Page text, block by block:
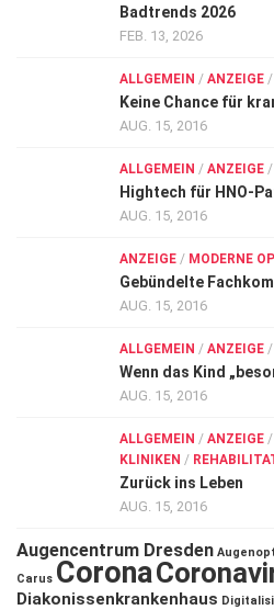
Badtrends 2026
FEB. 13, 2026
ALLGEMEIN / ANZEIGE /
Keine Chance für
AUG. 15, 2016
ALLGEMEIN / ANZEIGE /
Hightech für HNO-
AUG. 15, 2016
ANZEIGE / MODERNE
Gebündelte
AUG. 15, 2016
ALLGEMEIN / ANZEIGE /
Wenn das Kind
AUG. 15, 2016
ALLGEMEIN / ANZEIGE /
KLINIKEN /
Zurück ins Leben
AUG. 15, 2016
Augencentrum Dresden
Carus Corona
Diakonissenkrankenhaus